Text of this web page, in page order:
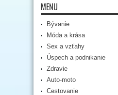
MENU
Bývanie
Móda a krása
Sex a vzťahy
Úspech a podnikanie
Zdravie
Auto-moto
Cestovanie